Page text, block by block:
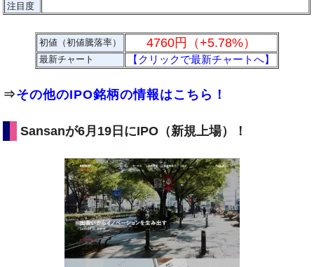
注目度
初値（初値騰落率） 4760円（+5.78%）
最新チャート 【クリックで最新チャートへ】
⇒その他のIPO銘柄の情報はこちら！
Sansanが6月19日にIPO（新規上場）！